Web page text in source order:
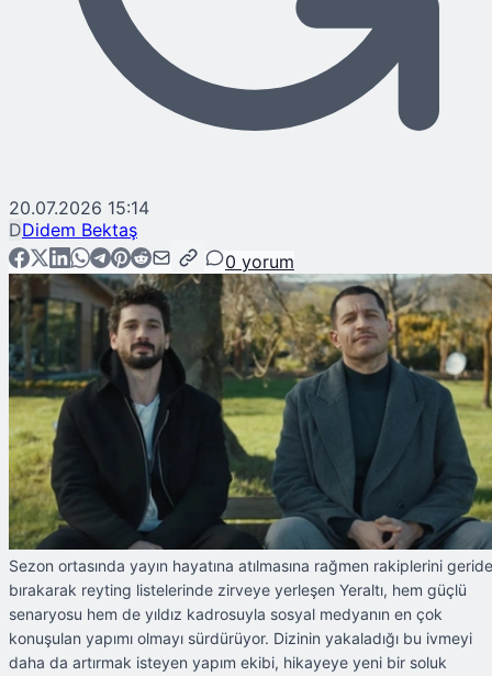
20.07.2026 15:14
DDidem Bektaş
0 yorum
Sezon ortasında yayın hayatına atılmasına rağmen rakiplerini geride
bırakarak reyting listelerinde zirveye yerleşen Yeraltı, hem güçlü
senaryosu hem de yıldız kadrosuyla sosyal medyanın en çok
konuşulan yapımı olmayı sürdürüyor. Dizinin yakaladığı bu ivmeyi
daha da artırmak isteyen yapım ekibi, hikayeye yeni bir soluk